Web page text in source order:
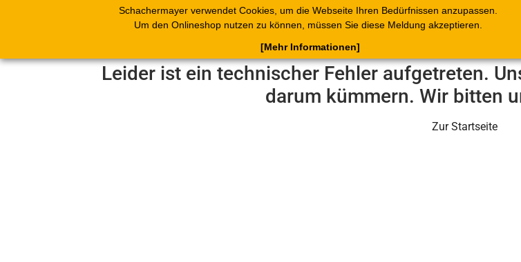
Schachermayer verwendet Cookies, um die Webseite Ihren Bedürfnissen anzupassen.
Um den Onlineshop nutzen zu können, müssen Sie diese Meldung akzeptieren.
[Mehr Informationen]
Produkte Blätterkataloge Belege C.Online
Leider ist ein technischer Fehler aufgetreten.
darum kümmern. Wir bitten
Zur Startseite